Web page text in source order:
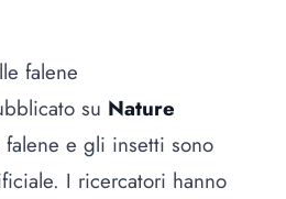
falene
su Nature
falene e gli insetti sono
I ricercatori hanno